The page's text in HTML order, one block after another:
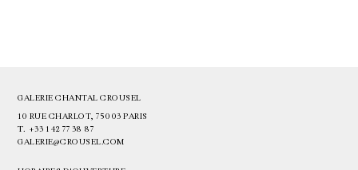
GALERIE CHANTAL CROUSEL
10 RUE CHARLOT, 75003 PARIS
T. +33 1 42 77 38 87
GALERIE@CROUSEL.COM